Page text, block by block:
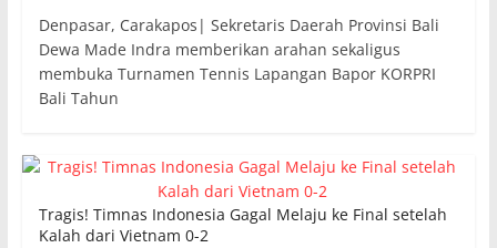
Denpasar, Carakapos| Sekretaris Daerah Provinsi Bali
Dewa Made Indra memberikan arahan sekaligus
membuka Turnamen Tennis Lapangan Bapor KORPRI
Bali Tahun
Tragis! Timnas Indonesia Gagal Melaju ke Final setelah
Kalah dari Vietnam 0-2